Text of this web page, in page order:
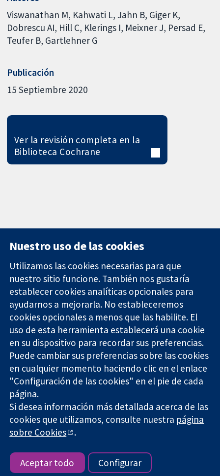
Viswanathan M Kahwati L Jahn B Giger K
Dobrescu AI Hill C Klerings I Meixner J Persad E
Teufer B Gartlehner G
Publicación
15 Septiembre 2020
Ver la revisión completa en la
Biblioteca Cochrane
Evidencia fiable.
Decisiones
informadas.
Mejor salud.
11-13 Cavendish
Square
Londres
W1G 0AN
Reino Unido
Contacto
Noticias
Prensa
Sobre
nosotros
Empleo
Cochrane
Library
The Cochrane Collaboration is a charity (no. 1045921) and a
company limited by guarantee (no. 03044323) registered in
England & Wales. VAT registration number GB 718 2127 49.
Copyright © 2026 The Cochrane Collaboration
Términos y condiciones del sitio web|Responsabilidades
Privacidad|Política de cookies|Configuración de cookies
Nuestro uso de las cookies
Utilizamos las cookies necesarias para que
nuestro sitio funcione. También nos gustaría
establecer cookies analíticas opcionales para
ayudarnos a mejorarla. No estableceremos
cookies opcionales a menos que las habilite. El
uso de esta herramienta establecerá una cookie
en su dispositivo para recordar sus preferencias.
Puede cambiar sus preferencias sobre las cookies
en cualquier momento haciendo clic en el enlace
"Configuración de las cookies" en el pie de cada
página.
Si desea información más detallada acerca de las
cookies que utilizamos, consulte nuestra página
sobre Cookies
.
Aceptar todo Configurar